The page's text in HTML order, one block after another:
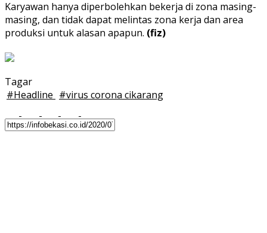
Karyawan hanya diperbolehkan bekerja di zona masing-
masing, dan tidak dapat melintas zona kerja dan area
produksi untuk alasan apapun. (fiz)
Tagar
#Headline #virus corona cikarang